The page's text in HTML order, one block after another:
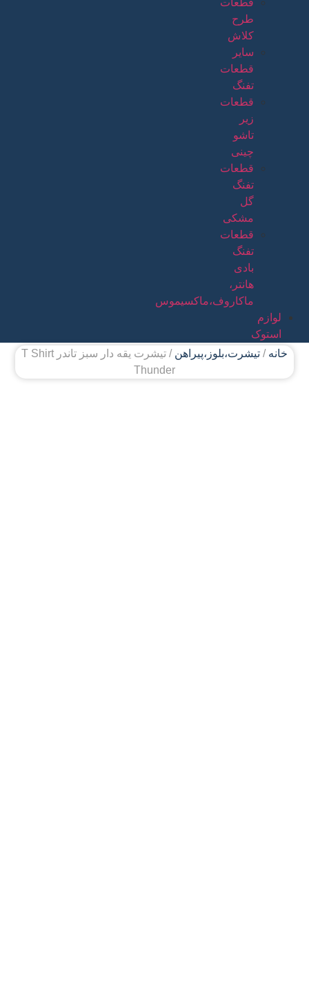
قطعات
طرح
کلاش
سایر
قطعات
تفنگ
قطعات
زیر
تاشو
چینی
قطعات
تفنگ
گل
مشکی
قطعات
تفنگ
بادی
هانتر،
ماکاروف،ماکسیموس
لوازم
استوک
خانه / تیشرت،بلوز،پیراهن
/ تیشرت یقه دار سبز تاندر T Shirt
Thunder